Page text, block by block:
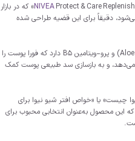
NIVEAProtect & Care
» که در بازار
دقیقاً برای این قضیه طراحی شده
این بالم بعد از اصلاح، ترکیبی از آلوئه‌ورا (Aloe Vera) و پرو-ویتامین B5 دارد که فورا پوست را
و به بازسازی سد طبیعی پوست کمک
چیست» یا «خواص افتر شیو نیوا برای
محصول به‌عنوان انتخابی محبوب برای